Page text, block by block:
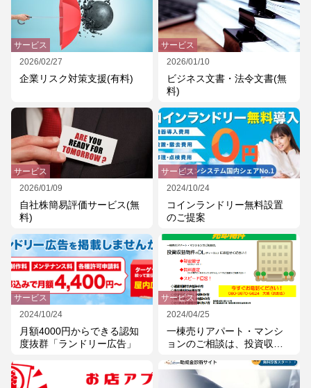
サービス
2026/02/27
企業リスク対策支援(有料)
サービス
2026/01/10
ビジネス文書・法令文書(無
料)
サービス
2026/01/09
自社株簡易評価サービス(無
料)
サービス
2024/10/24
コインランドリー無料設置
のご提案
サービス
2024/10/24
月額4000円からできる認知
度抜群「ランドリー広告」
サービス
2024/04/25
一棟売りアパート・マンシ
ョンのご相談は、投資収益
任せください!